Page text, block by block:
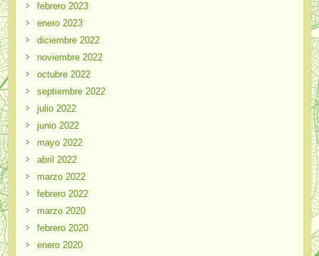
febrero 2023
enero 2023
diciembre 2022
noviembre 2022
octubre 2022
septiembre 2022
julio 2022
junio 2022
mayo 2022
abril 2022
marzo 2022
febrero 2022
marzo 2020
febrero 2020
enero 2020